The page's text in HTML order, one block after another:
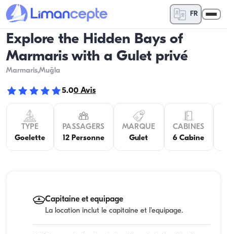
FR
Explore the Hidden Bays of
Marmaris with a Gulet privé
Marmaris,Muğla
5.00 Avis
TYPE
Goelette
PASSAGERS
12 Personne
MARQUE
Gulet
CABINES
6 Cabine
Capitaine et equipage
La location inclut le capitaine et l'equipage.